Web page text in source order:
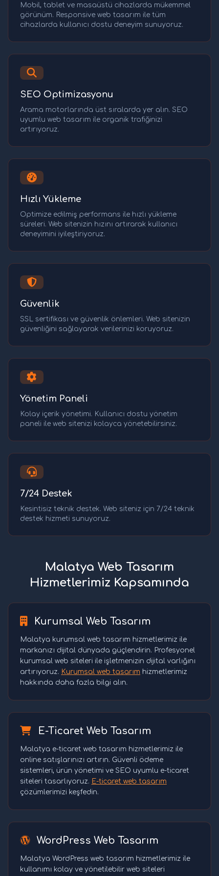
Mobil, tablet ve masaüstü cihazlarda mükemmel
görünüm. Responsive web tasarım ile tüm
cihazlarda kullanıcı dostu deneyim sunuyoruz.
SEO Optimizasyonu
Arama motorlarında üst sıralarda yer alın. SEO
uyumlu web tasarım ile organik trafiğinizi
artırıyoruz.
Hızlı Yükleme
Optimize edilmiş performans ile hızlı yükleme
süreleri. Web sitenizin hızını artırarak kullanıcı
deneyimini iyileştiriyoruz.
Güvenlik
SSL sertifikası ve güvenlik önlemleri. Web sitenizin
güvenliğini sağlayarak verilerinizi koruyoruz.
Yönetim Paneli
Kolay içerik yönetimi. Kullanıcı dostu yönetim
paneli ile web sitenizi kolayca yönetebilirsiniz.
7/24 Destek
Kesintisiz teknik destek. Web siteniz için 7/24 teknik
destek hizmeti sunuyoruz.
Malatya Web Tasarım
Hizmetlerimiz Kapsamında
Kurumsal Web Tasarım
Malatya kurumsal web tasarım hizmetlerimiz ile
markanızı dijital dünyada güçlendirin. Profesyonel
kurumsal web siteleri ile işletmenizin dijital varlığını
artırıyoruz. Kurumsal web tasarım hizmetlerimiz
hakkında daha fazla bilgi alın.
E-Ticaret Web Tasarım
Malatya e-ticaret web tasarım hizmetlerimiz ile
online satışlarınızı artırın. Güvenli ödeme
sistemleri, ürün yönetimi ve SEO uyumlu e-ticaret
siteleri tasarlıyoruz. E-ticaret web tasarım
çözümlerimizi keşfedin.
WordPress Web Tasarım
Malatya WordPress web tasarım hizmetlerimiz ile
kullanımı kolay ve yönetilebilir web siteleri